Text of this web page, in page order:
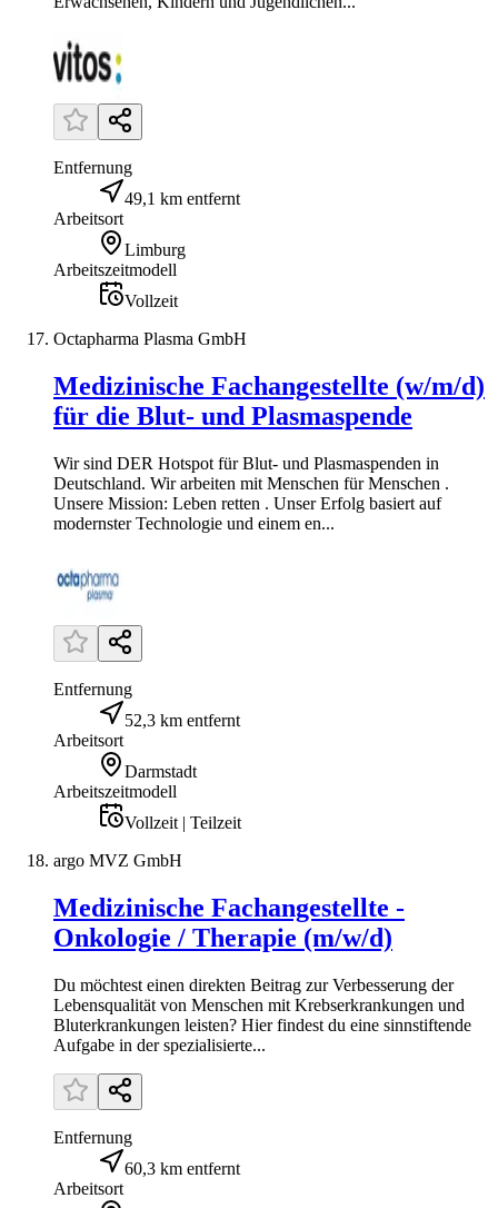
Entfernung
49,1 km entfernt
Arbeitsort
Limburg
Arbeitszeitmodell
Vollzeit
Octapharma Plasma GmbH
Medizinische Fachangestellte (w/m/d)
für die Blut- und Plasmaspende
Wir sind DER Hotspot für Blut- und Plasmaspenden in
Deutschland. Wir arbeiten mit Menschen für Menschen .
Unsere Mission: Leben retten . Unser Erfolg basiert auf
modernster Technologie und einem en...
Entfernung
52,3 km entfernt
Arbeitsort
Darmstadt
Arbeitszeitmodell
Vollzeit | Teilzeit
argo MVZ GmbH
Medizinische Fachangestellte -
Onkologie / Therapie (m/w/d)
Du möchtest einen direkten Beitrag zur Verbesserung der
Lebensqualität von Menschen mit Krebserkrankungen und
Bluterkrankungen leisten? Hier findest du eine sinnstiftende
Aufgabe in der spezialisierte...
Entfernung
60,3 km entfernt
Arbeitsort